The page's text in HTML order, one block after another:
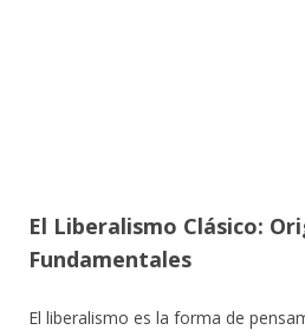
El Liberalismo Clásico:
Fundamentales
El liberalismo es la forma de